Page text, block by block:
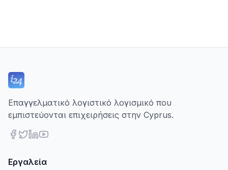
Επαγγελματικό λογιστικό λογισμικό που
εμπιστεύονται επιχειρήσεις στην Cyprus.
Εργαλεία